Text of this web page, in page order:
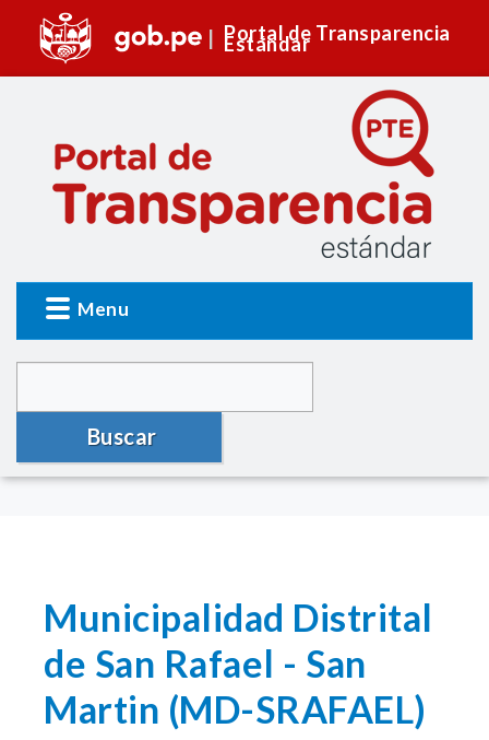
Portal de Transparencia
Estándar
Menu
Buscar
Municipalidad Distrital
de San Rafael - San
Martin (MD-SRAFAEL)